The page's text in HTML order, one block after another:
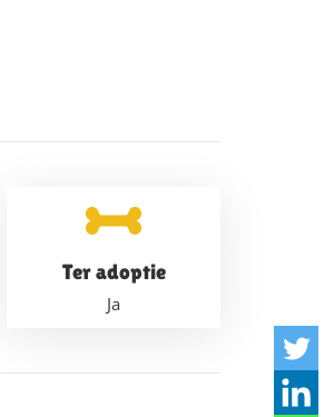
Ter adoptie
Ja